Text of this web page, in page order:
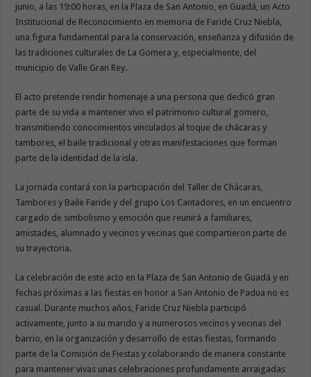
junio, a las 19:00 horas, en la Plaza de San Antonio, en Guadá, un Acto
Institucional de Reconocimiento en memoria de Faride Cruz Niebla,
una figura fundamental para la conservación, enseñanza y difusión de
las tradiciones culturales de La Gomera y, especialmente, del
municipio de Valle Gran Rey.
El acto pretende rendir homenaje a una persona que dedicó gran
parte de su vida a mantener vivo el patrimonio cultural gomero,
transmitiendo conocimientos vinculados al toque de chácaras y
tambores, el baile tradicional y otras manifestaciones que forman
parte de la identidad de la isla.
La jornada contará con la participación del Taller de Chácaras,
Tambores y Baile Faride y del grupo Los Cantadores, en un encuentro
cargado de simbolismo y emoción que reunirá a familiares,
amistades, alumnado y vecinos y vecinas que compartieron parte de
su trayectoria.
La celebración de este acto en la Plaza de San Antonio de Guadá y en
fechas próximas a las fiestas en honor a San Antonio de Padua no es
casual. Durante muchos años, Faride Cruz Niebla participó
activamente, junto a su marido y a numerosos vecinos y vecinas del
barrio, en la organización y desarrollo de estas fiestas, formando
parte de la Comisión de Fiestas y colaborando de manera constante
para mantener vivas unas celebraciones profundamente arraigadas